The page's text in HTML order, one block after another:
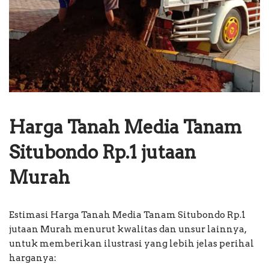
Harga Tanah Media Tanam
Situbondo Rp.1 jutaan
Murah
Estimasi Harga Tanah Media Tanam Situbondo Rp.1
jutaan Murah menurut kwalitas dan unsur lainnya,
untuk memberikan ilustrasi yang lebih jelas perihal
harganya: